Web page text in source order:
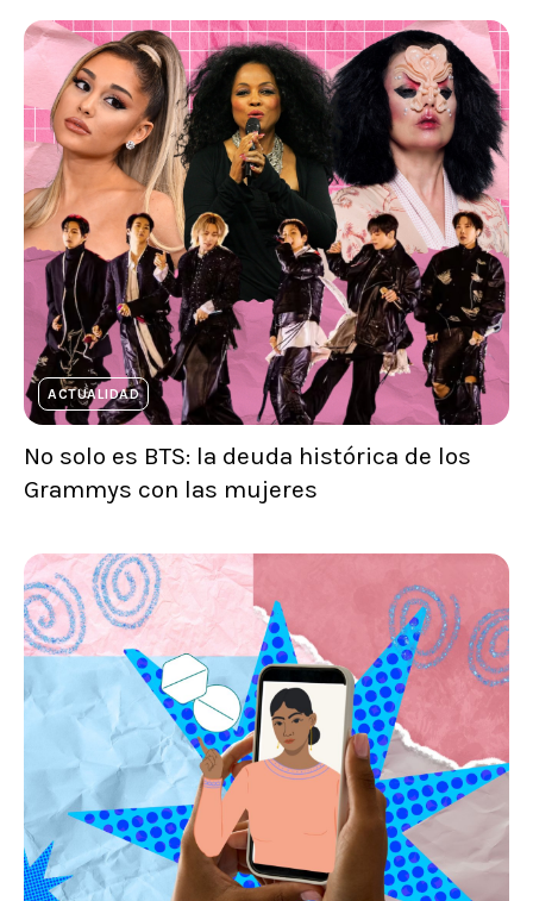
ACTUALIDAD
No solo es BTS: la deuda histórica de los
Grammys con las mujeres